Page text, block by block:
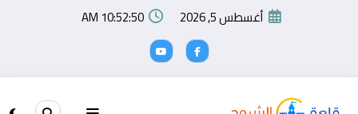
أغسطس 5, 2026 10:52:50 AM